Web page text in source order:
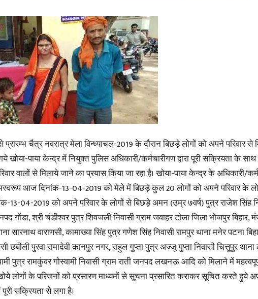
News
in
चैत्र नवरात्र मेला विन्ध्याचल-2019 के दौरान बिछड़े लोगों को अपने परिवार से
खोया-पाया केन्द्र में नियुक्त पुलिस अधिकारी/कर्मचारीगण द्वारा पूरी सक्रियता के
वालों से मिलाये जाने का प्रयास किया जा रहा है। खोया-पाया केन्द्र के अधिकारी/
आज दिनांक-13-04-2019 को मेले में बिछड़े कुल 20 लोगों को अपने परिवार के
13-04-2019 को अपने परिवार के लोगों से बिछड़े अमन (उम्र ७वर्ष) पुत्र राजेश सिंह
गोंडा, श्री चंडीश्वर पुत्र शिवजली निवासी ग्राम जवाहर टोला जिला भोजपुर बिहार,
सारनाथ वाराणसी, कामाख्या सिंह पुत्र गणेश सिंह निवासी रामपुर थाना मनेर पटना
छबीली पुरवा रामादेवी कानपुर नगर, राहुल गुप्ता पुत्र अज्जू गुप्ता निवासी चित्तूपुर
पुत्र रामकुंवर गोस्वामी निवासी ग्राम राती जनपद लखनऊ आदि को मिलाने में
खोये लोगों के परिजनों को प्रसारण माध्यमों से सूचना प्रसारित कराकर सूचित करते हुये
सक्रियता से लगा है।